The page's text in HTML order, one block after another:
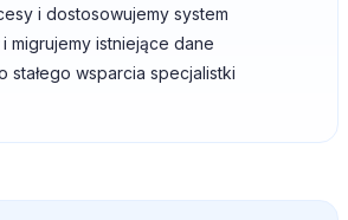
i dostosowujemy system
migrujemy istniejące dane
stałego wsparcia specjalistki